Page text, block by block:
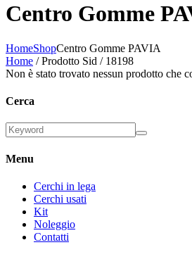
Centro Gomme
HomeShopCentro Gomme PAVIA
Home / Prodotto Sid / 18198
Non è stato trovato nessun prodotto che
Cerca
Menu
Cerchi in lega
Cerchi usati
Kit
Noleggio
Contatti